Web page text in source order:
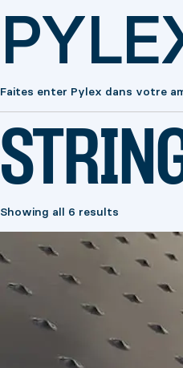
Faites enter Pylex dans votre
Showing all 6 results